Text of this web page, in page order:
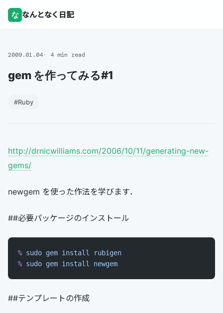
な なんとなく日記
2009.01.04 4 min read
gem を作ってみる#1
#Ruby
http://drnicwilliams.com/2006/10/11/generating-new-
gems/
newgem を使った作法を学びます．
##必要パッケージのインストール
% sudo gem install
rubigen
% sudo gem install newgem
##テンプレートの作成